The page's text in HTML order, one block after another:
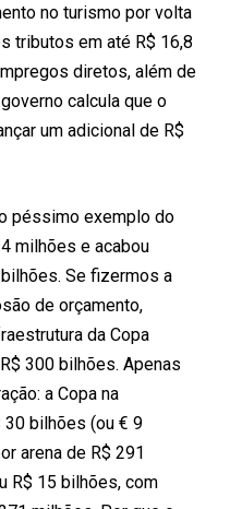
no turismo por volta
tributos em até R$ 16,8
diretos, além de
calcula que o
um adicional de R$
péssimo exemplo do
milhões e acabou
Se fizermos a
de orçamento,
da Copa
300 bilhões. Apenas
a Copa na
30 bilhões (ou € 9
arena de R$ 291
R$ 15 bilhões, com